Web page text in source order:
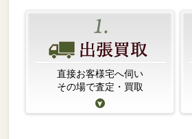
直接お客様宅へ伺い
その場で査定・買取